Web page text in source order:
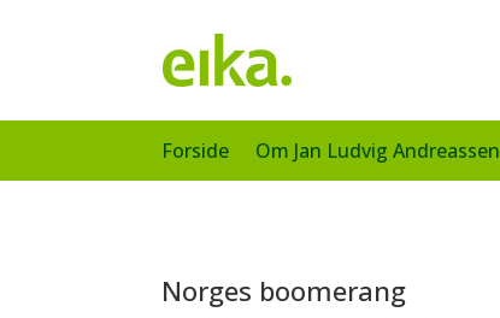
Forside Om Jan Ludvig Andreassen
Norges boomerang